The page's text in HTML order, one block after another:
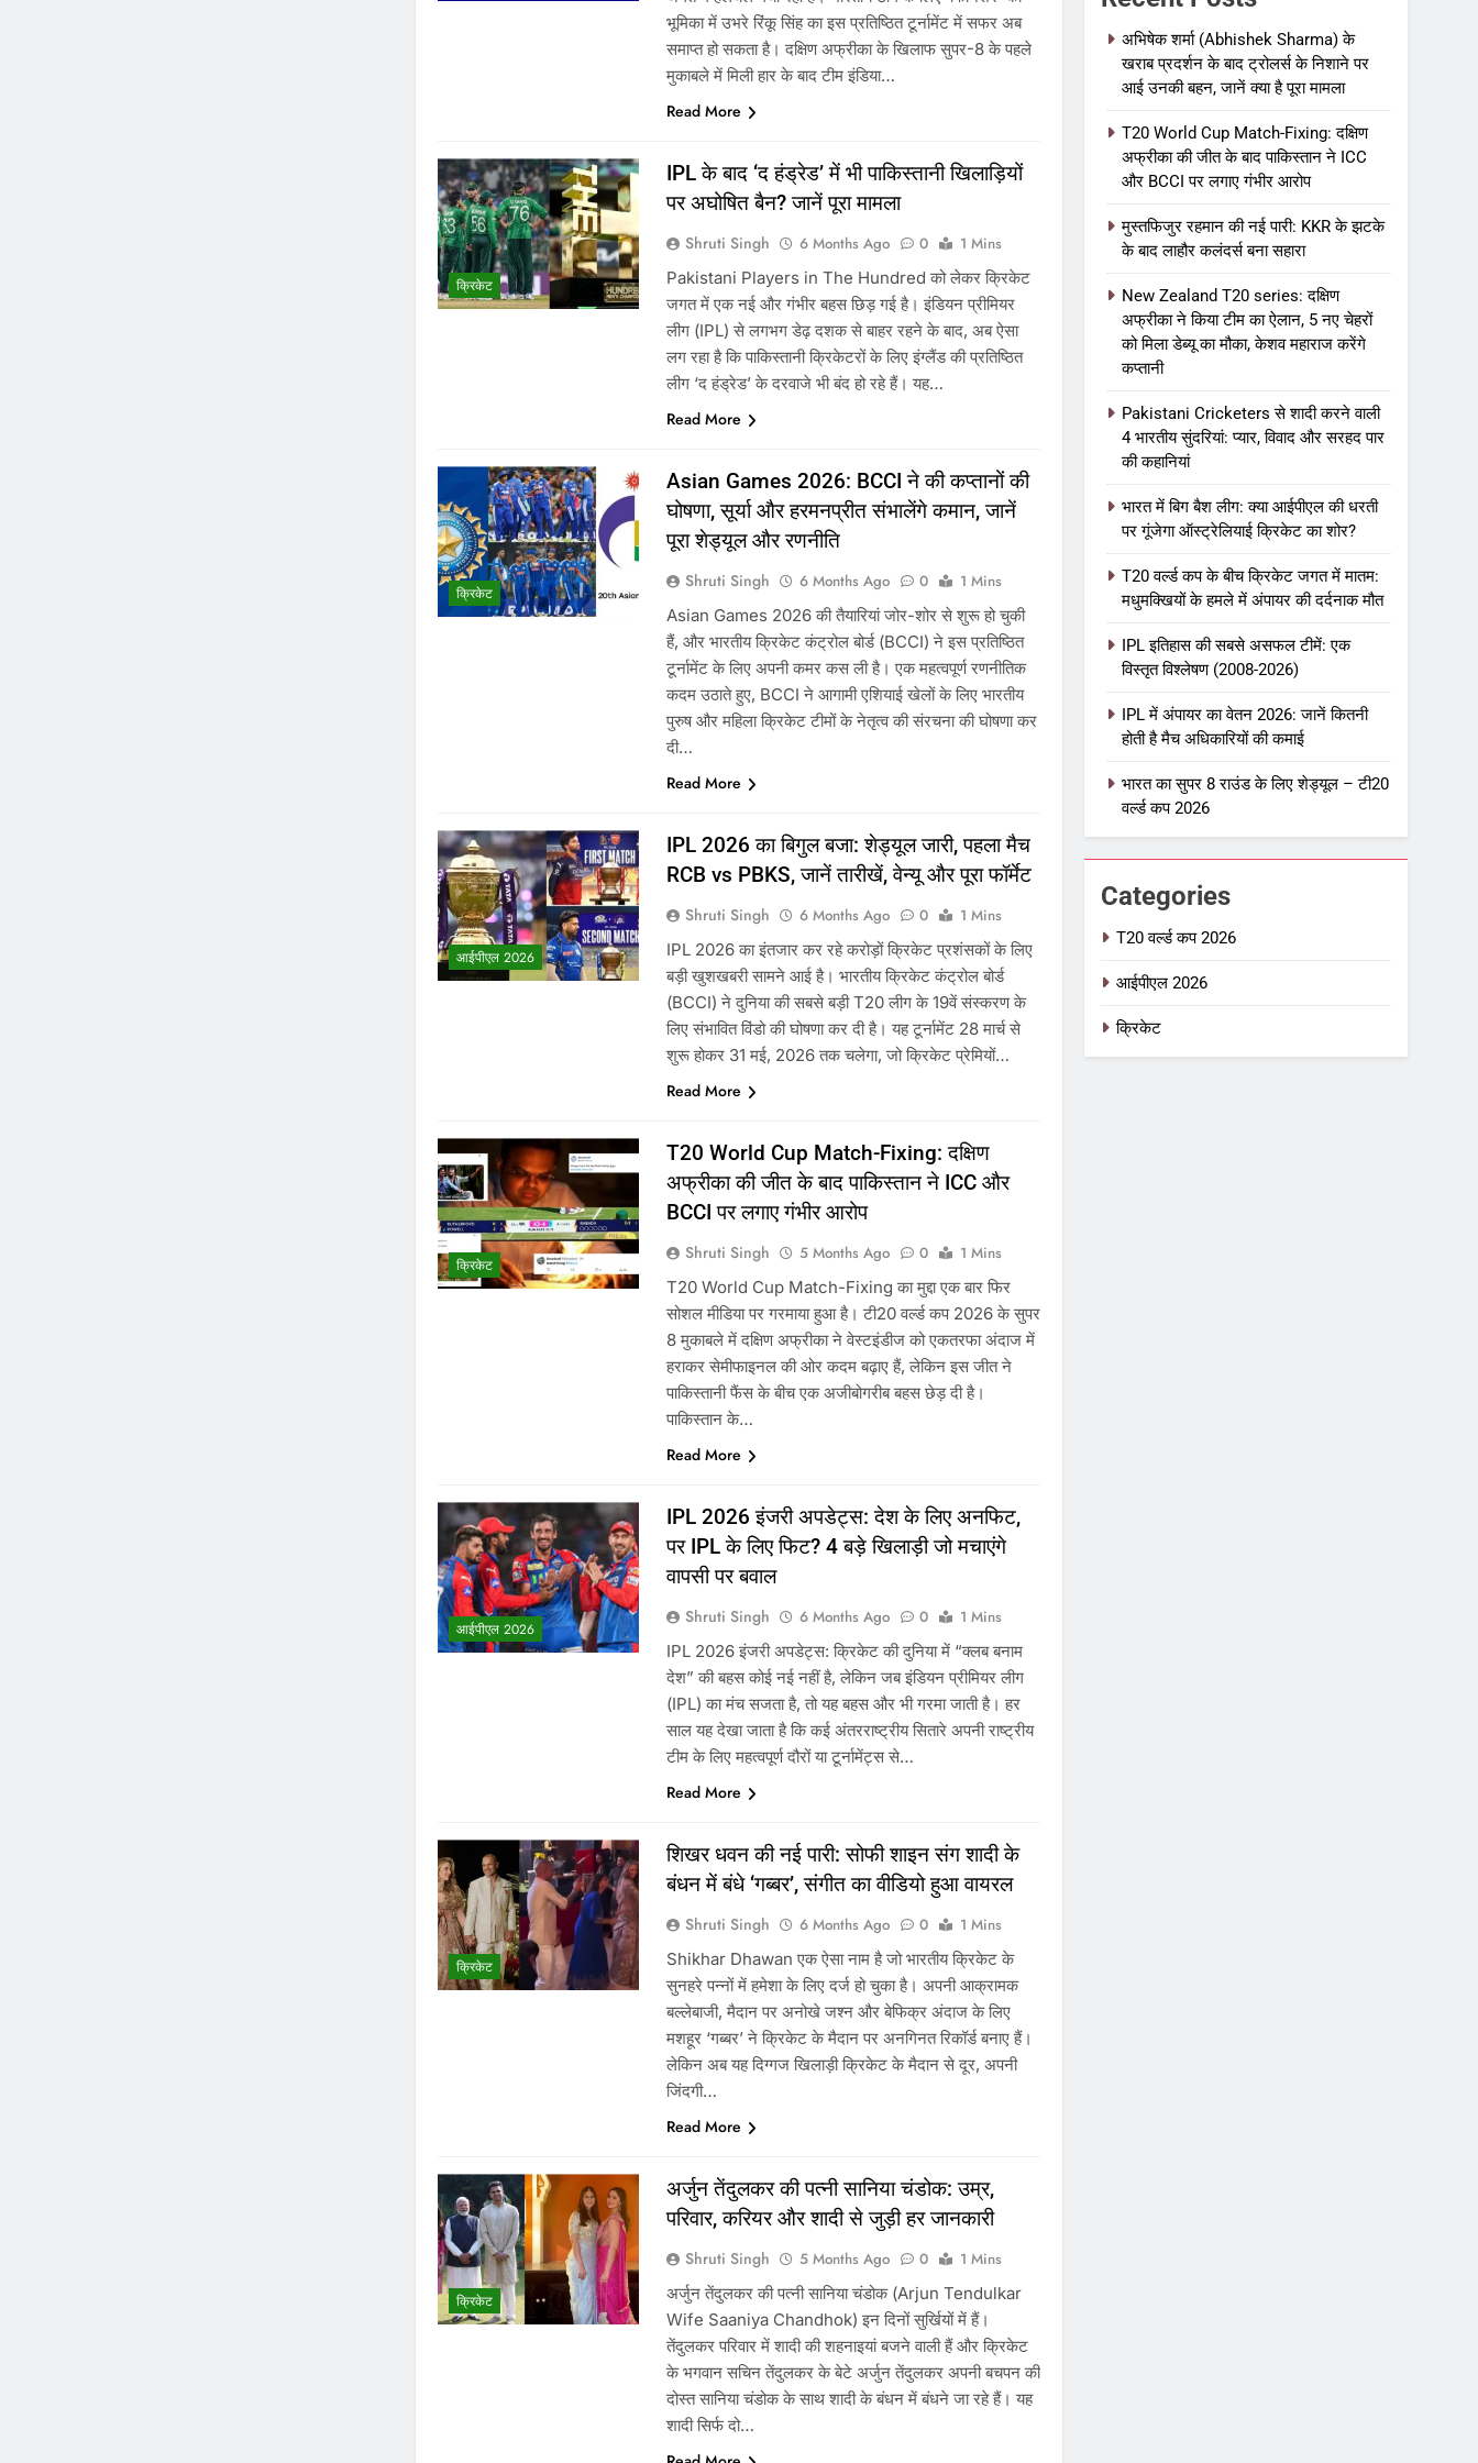
भूमिका में उभरे रिंकू सिंह का इस प्रतिष्ठित टूर्नामेंट में सफर अब
समाप्त हो सकता है। दक्षिण अफ्रीका के खिलाफ सुपर-8 के पहले
मुकाबले में मिली हार के बाद टीम इंडिया…
Read More
क्रिकेट
IPL के बाद ‘द हंड्रेड’ में भी पाकिस्तानी खिलाड़ियों
पर अघोषित बैन? जानें पूरा मामला
Shruti Singh 6 Months Ago 0
1 Mins
Pakistani Players in The Hundred को लेकर क्रिकेट
जगत में एक नई और गंभीर बहस छिड़ गई है। इंडियन प्रीमियर
लीग (IPL) से लगभग डेढ़ दशक से बाहर रहने के बाद, अब ऐसा
लग रहा है कि पाकिस्तानी क्रिकेटरों के लिए इंग्लैंड की प्रतिष्ठित
लीग ‘द हंड्रेड’ के दरवाजे भी बंद हो रहे हैं। यह…
Read More
क्रिकेट
Asian Games 2026: BCCI ने की कप्तानों की
घोषणा, सूर्या और हरमनप्रीत संभालेंगे कमान, जानें
पूरा शेड्यूल और रणनीति
Shruti Singh 6 Months Ago 0
1 Mins
Asian Games 2026 की तैयारियां जोर-शोर से शुरू हो चुकी
हैं, और भारतीय क्रिकेट कंट्रोल बोर्ड (BCCI) ने इस प्रतिष्ठित
टूर्नामेंट के लिए अपनी कमर कस ली है। एक महत्वपूर्ण रणनीतिक
कदम उठाते हुए, BCCI ने आगामी एशियाई खेलों के लिए भारतीय
पुरुष और महिला क्रिकेट टीमों के नेतृत्व की संरचना की घोषणा कर
दी…
Read More
आईपीएल 2026
IPL 2026 का बिगुल बजा: शेड्यूल जारी, पहला मैच
RCB vs PBKS, जानें तारीखें, वेन्यू और पूरा फॉर्मेट
Shruti Singh 6 Months Ago 0
1 Mins
IPL 2026 का इंतजार कर रहे करोड़ों क्रिकेट प्रशंसकों के लिए
बड़ी खुशखबरी सामने आई है। भारतीय क्रिकेट कंट्रोल बोर्ड
(BCCI) ने दुनिया की सबसे बड़ी T20 लीग के 19वें संस्करण के
लिए संभावित विंडो की घोषणा कर दी है। यह टूर्नामेंट 28 मार्च से
शुरू होकर 31 मई, 2026 तक चलेगा, जो क्रिकेट प्रेमियों…
Read More
क्रिकेट
T20 World Cup Match-Fixing: दक्षिण
अफ्रीका की जीत के बाद पाकिस्तान ने ICC और
BCCI पर लगाए गंभीर आरोप
Shruti Singh 5 Months Ago 0
1 Mins
T20 World Cup Match-Fixing का मुद्दा एक बार फिर
सोशल मीडिया पर गरमाया हुआ है। टी20 वर्ल्ड कप 2026 के सुपर
8 मुकाबले में दक्षिण अफ्रीका ने वेस्टइंडीज को एकतरफा अंदाज में
हराकर सेमीफाइनल की ओर कदम बढ़ाए हैं, लेकिन इस जीत ने
पाकिस्तानी फैंस के बीच एक अजीबोगरीब बहस छेड़ दी है।
पाकिस्तान के…
Read More
आईपीएल 2026
IPL 2026 इंजरी अपडेट्स: देश के लिए अनफिट,
पर IPL के लिए फिट? 4 बड़े खिलाड़ी जो मचाएंगे
वापसी पर बवाल
Shruti Singh 6 Months Ago 0
1 Mins
IPL 2026 इंजरी अपडेट्स: क्रिकेट की दुनिया में “क्लब बनाम
देश” की बहस कोई नई नहीं है, लेकिन जब इंडियन प्रीमियर लीग
(IPL) का मंच सजता है, तो यह बहस और भी गरमा जाती है। हर
साल यह देखा जाता है कि कई अंतरराष्ट्रीय सितारे अपनी राष्ट्रीय
टीम के लिए महत्वपूर्ण दौरों या टूर्नामेंट्स से…
Read More
क्रिकेट
शिखर धवन की नई पारी: सोफी शाइन संग शादी के
बंधन में बंधे ‘गब्बर’, संगीत का वीडियो हुआ वायरल
Shruti Singh 6 Months Ago 0
1 Mins
Shikhar Dhawan एक ऐसा नाम है जो भारतीय क्रिकेट के
सुनहरे पन्नों में हमेशा के लिए दर्ज हो चुका है। अपनी आक्रामक
बल्लेबाजी, मैदान पर अनोखे जश्न और बेफिक्र अंदाज के लिए
मशहूर ‘गब्बर’ ने क्रिकेट के मैदान पर अनगिनत रिकॉर्ड बनाए हैं।
लेकिन अब यह दिग्गज खिलाड़ी क्रिकेट के मैदान से दूर, अपनी
जिंदगी…
Read More
क्रिकेट
अर्जुन तेंदुलकर की पत्नी सानिया चंडोक: उम्र,
परिवार, करियर और शादी से जुड़ी हर जानकारी
Shruti Singh 5 Months Ago 0
1 Mins
अर्जुन तेंदुलकर की पत्नी सानिया चंडोक (Arjun Tendulkar
Wife Saaniya Chandhok) इन दिनों सुर्खियों में हैं।
तेंदुलकर परिवार में शादी की शहनाइयां बजने वाली हैं और क्रिकेट
के भगवान सचिन तेंदुलकर के बेटे अर्जुन तेंदुलकर अपनी बचपन की
दोस्त सानिया चंडोक के साथ शादी के बंधन में बंधने जा रहे हैं। यह
शादी सिर्फ दो…
अभिषेक शर्मा (Abhishek Sharma) के
खराब प्रदर्शन के बाद ट्रोलर्स के निशाने पर
आई उनकी बहन, जानें क्या है पूरा मामला
T20 World Cup Match-Fixing: दक्षिण
अफ्रीका की जीत के बाद पाकिस्तान ने ICC
और BCCI पर लगाए गंभीर आरोप
मुस्तफिजुर रहमान की नई पारी: KKR के झटके
के बाद लाहौर कलंदर्स बना सहारा
New Zealand T20 series: दक्षिण
अफ्रीका ने किया टीम का ऐलान, 5 नए चेहरों
को मिला डेब्यू का मौका, केशव महाराज करेंगे
कप्तानी
Pakistani Cricketers से शादी करने वाली
4 भारतीय सुंदरियां: प्यार, विवाद और सरहद पार
की कहानियां
भारत में बिग बैश लीग: क्या आईपीएल की धरती
पर गूंजेगा ऑस्ट्रेलियाई क्रिकेट का शोर?
T20 वर्ल्ड कप के बीच क्रिकेट जगत में मातम:
मधुमक्खियों के हमले में अंपायर की दर्दनाक मौत
IPL इतिहास की सबसे असफल टीमें: एक
विस्तृत विश्लेषण (2008-2026)
IPL में अंपायर का वेतन 2026: जानें कितनी
होती है मैच अधिकारियों की कमाई
भारत का सुपर 8 राउंड के लिए शेड्यूल – टी20
वर्ल्ड कप 2026
Categories
T20 वर्ल्ड कप 2026
आईपीएल 2026
क्रिकेट